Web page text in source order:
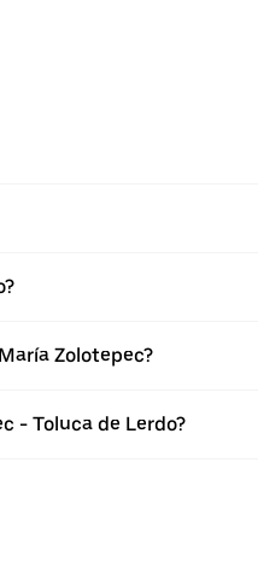
Zolotepec?
- Toluca de Lerdo?